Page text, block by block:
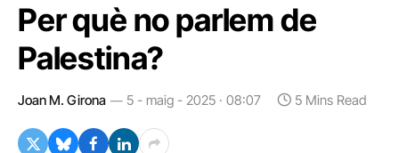
Per què no parlem de
Palestina?
Joan M. Girona 5 - maig - 2025 · 08:07 5 Mins Read